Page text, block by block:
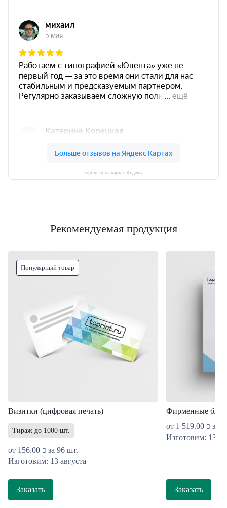
toprint.ru на картах Яндекса
Рекомендуемая продукция
Популярный товар
Визитки (цифровая печать)
Тираж до 1000 шт.
от 156.00
за 96 шт.
Изготовим: 13 августа
Заказать
Фирменные
от 1 519.00
за
Изготовим: 13
Заказать